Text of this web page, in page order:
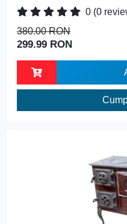
0 (0
380.00 RON
299.99 RON